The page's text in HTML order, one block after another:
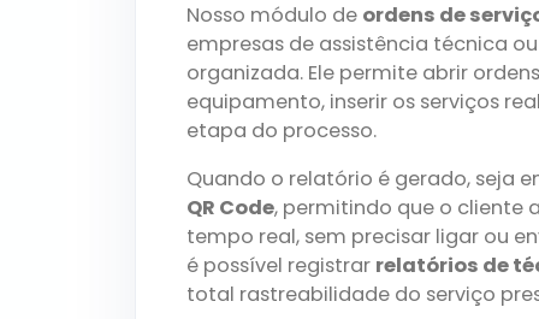
Nosso módulo de ordens de
empresas de assistência técnica
organizada. Ele permite abrir
equipamento, inserir os serviços
etapa do processo.
Quando o relatório é gerado, seja
QR Code, permitindo que o cliente
tempo real, sem precisar ligar ou
é possível registrar relatórios de
total rastreabilidade do serviço